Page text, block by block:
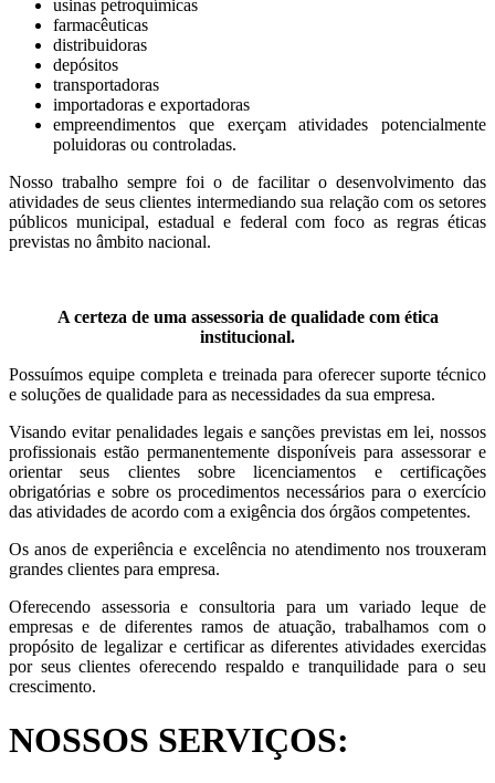
usinas petroquímicas
farmacêuticas
distribuidoras
depósitos
transportadoras
importadoras e exportadoras
empreendimentos que exerçam atividades potencialmente
poluidoras ou controladas.
Nosso trabalho sempre foi o de facilitar o desenvolvimento das
atividades de seus clientes intermediando sua relação com os setores
públicos municipal, estadual e federal com foco as regras éticas
previstas no âmbito nacional.
A certeza de uma assessoria de qualidade com ética
institucional.
Possuímos equipe completa e treinada para oferecer suporte técnico
e soluções de qualidade para as necessidades da sua empresa.
Visando evitar penalidades legais e sanções previstas em lei, nossos
profissionais estão permanentemente disponíveis para assessorar e
orientar seus clientes sobre licenciamentos e certificações
obrigatórias e sobre os procedimentos necessários para o exercício
das atividades de acordo com a exigência dos órgãos competentes.
Os anos de experiência e excelência no atendimento nos trouxeram
grandes clientes para empresa.
Oferecendo assessoria e consultoria para um variado leque de
empresas e de diferentes ramos de atuação, trabalhamos com o
propósito de legalizar e certificar as diferentes atividades exercidas
por seus clientes oferecendo respaldo e tranquilidade para o seu
crescimento.
NOSSOS SERVIÇOS: